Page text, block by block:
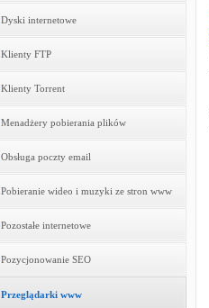
Dyski internetowe
Klienty FTP
Klienty Torrent
Menadżery pobierania plików
Obsługa poczty email
Pobieranie wideo i muzyki ze stron www
Pozostałe internetowe
Pozycjonowanie SEO
Przeglądarki www